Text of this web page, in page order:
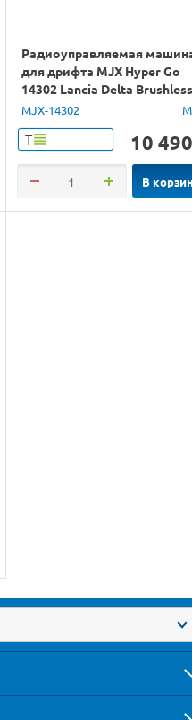
Радиоуправляемая
для дрифта MJX Hyper Go
14302 Lancia Delta Brushless
4WD 2.4G LED 1/14 RTR
MJX-14302
Т 10 490
В